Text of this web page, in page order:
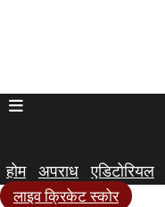
होम अपराध एडिटोरियल
लाइव क्रिकेट स्कोर